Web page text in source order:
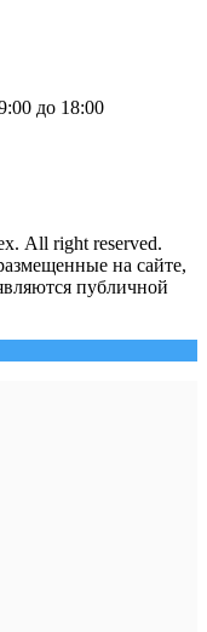
до 18:00
All right reserved.
на сайте,
публичной